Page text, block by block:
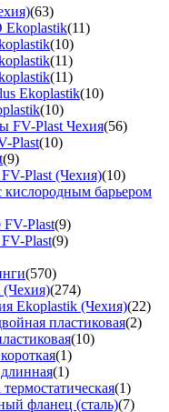
(63)
Ekoplastik(11)
(10)
(11)
(11)
Ekoplastik(10)
(10)
FV-Plast Чехия(56)
Plast(10)
(9)
Plast (Чехия)(10)
барьером
FV-Plast(9)
Plast(9)
(570)
(274)
Ekoplastik (Чехия)(22)
пластиковая(2)
(10)
(1)
(1)
(1)
фланец (сталь)(7)